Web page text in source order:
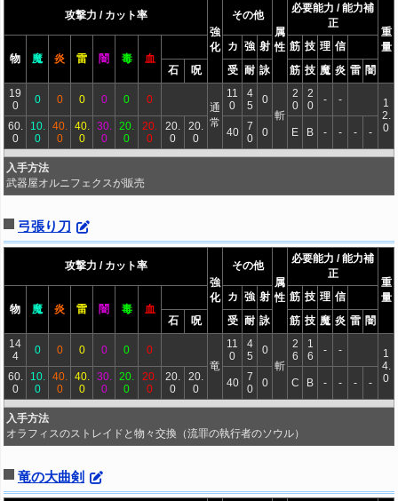
攻撃力 / カット率
強
化
その他
属
性
必要能力 / 能力補
正
重
量
物
魔 炎 雷 闇 毒 血
カ 強 射 筋 技 理 信
石
呪 受 耐 詠 筋 技 魔 炎 雷 闇
19
0
0 0 0 0 0 0
通
常
11
0
4
5
0
斬
2
0
2
0
- -
1
2.
0
60.
0
10.
0
40.
0
40.
0
30.
0
20.
0
20.
0
20.
0
20.
0
40
7
0
0 E B - - - -
入手方法
武器屋オルニフェクスが販売
弓張り刀
攻撃力 / カット率
強
化
その他
属
性
必要能力 / 能力補
正
重
量
物
魔 炎 雷 闇 毒 血
カ 強 射 筋 技 理 信
石
呪 受 耐 詠 筋 技 魔 炎 雷 闇
14
4
0 0 0 0 0
0
竜
11
0
4
5
0
斬
2
6
1
6
- -
1
4.
0
60.
0
10.
0
40.
0
40.
0
30.
0
20.
0
20.
0
20.
0
20.
0
40
7
0
0 C B - - - -
入手方法
オラフィスのストレイドと物々交換（流罪の執行者のソウル）
竜の大曲剣